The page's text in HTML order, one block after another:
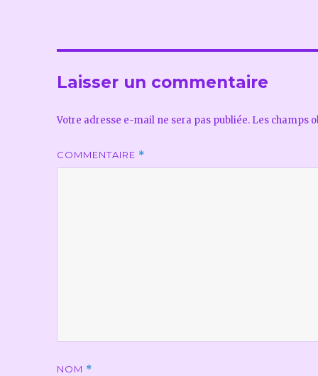
Laisser un commentaire
Votre adresse e-mail ne sera pas publiée. Les champs
COMMENTAIRE *
NOM *